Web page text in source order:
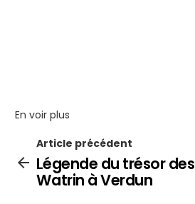
En voir plus
Article précédent
Légende du trésor
Watrin à Verdun